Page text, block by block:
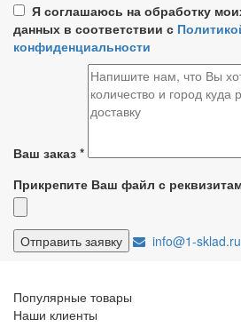
Я соглашаюсь на обработку
данных в соответствии с
конфиденциальности
Ваш заказ *
Прикрепите Ваш файл с
info@1-sklad.ru
Популярные товары
Наши клиенты